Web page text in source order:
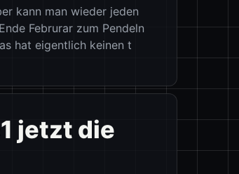
kann man wieder jeden
Februrar zum Pendeln
hat eigentlich keinen t
jetzt die